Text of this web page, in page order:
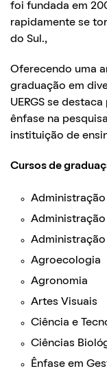
foi fundada em
rapidamente se
do Sul.,
Oferecendo uma
graduação em
UERGS se
ênfase na
instituição de
Cursos de
Administração
Administração
Administração
Agroecologia
Agronomia
Artes Visuais
Ciência e
Ciências
Ênfase em